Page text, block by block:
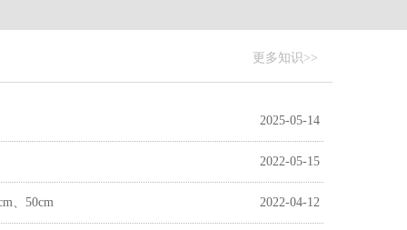
更多知识>>
2025-05-14 
2022-05-15 
2022-04-12 
、50cm